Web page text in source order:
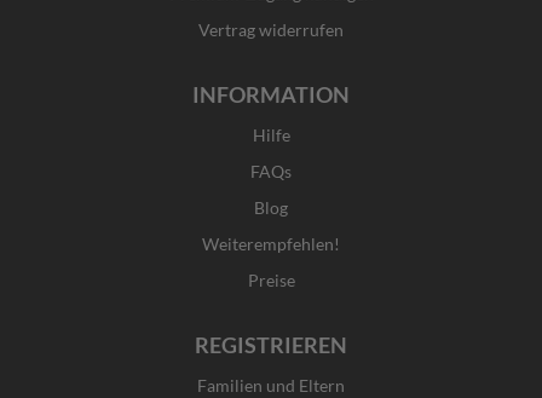
Vertrag widerrufen
INFORMATION
Hilfe
FAQs
Blog
Weiterempfehlen!
Preise
REGISTRIEREN
Familien und Eltern